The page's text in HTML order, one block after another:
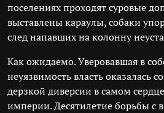
поселениях проходят суровые
выставлены караулы, собаки
след напавших на колонну
Как ожидаемо. Уверовавшая в
неуязвимость власть оказалась
дерзкой диверсии в самом
империи. Десятилетие борьбы